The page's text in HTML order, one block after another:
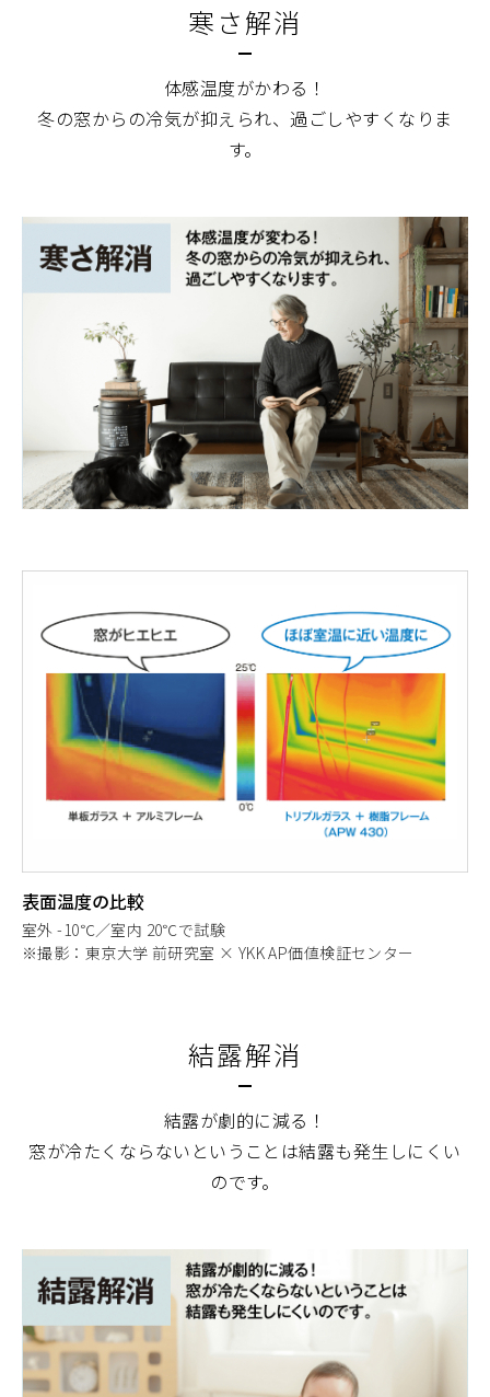
寒さ解消
体感温度がかわる！
冬の窓からの冷気が抑えられ、過ごしやすくなりま
す。
表面温度の比較
室外 -10℃／室内 20℃で試験
※撮影：東京大学 前研究室 × YKK AP価値検証センター
結露解消
結露が劇的に減る！
窓が冷たくならないということは結露も発生しにくい
のです。